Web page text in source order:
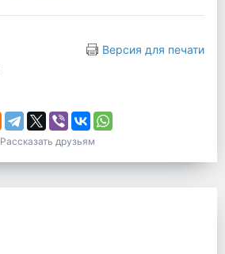
Версия для печати
Рассказать друзьям